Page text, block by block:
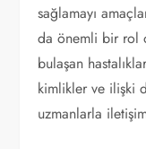
sağlamayı
da önemli bir rol
bulaşan
kimlikler ve ilişki
uzmanlarla